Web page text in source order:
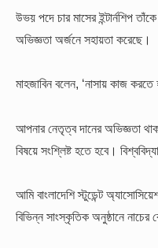
উভয় পদে চার মাসের ইন্টার্নশিপ
অভিজ্ঞতা অর্জনে সহায়তা করেছে।
মাহজাবিন বলেন, ‘নাসায় কাজ
আপনার নেতৃত্ব দানের অভিজ্ঞতা
বিষয়ে সংশ্লিষ্ট হতে হবে।
আমি বাংলাদেশি স্টুডেন্ট
বিভিন্ন সাংস্কৃতিক অনুষ্ঠানে নাচের